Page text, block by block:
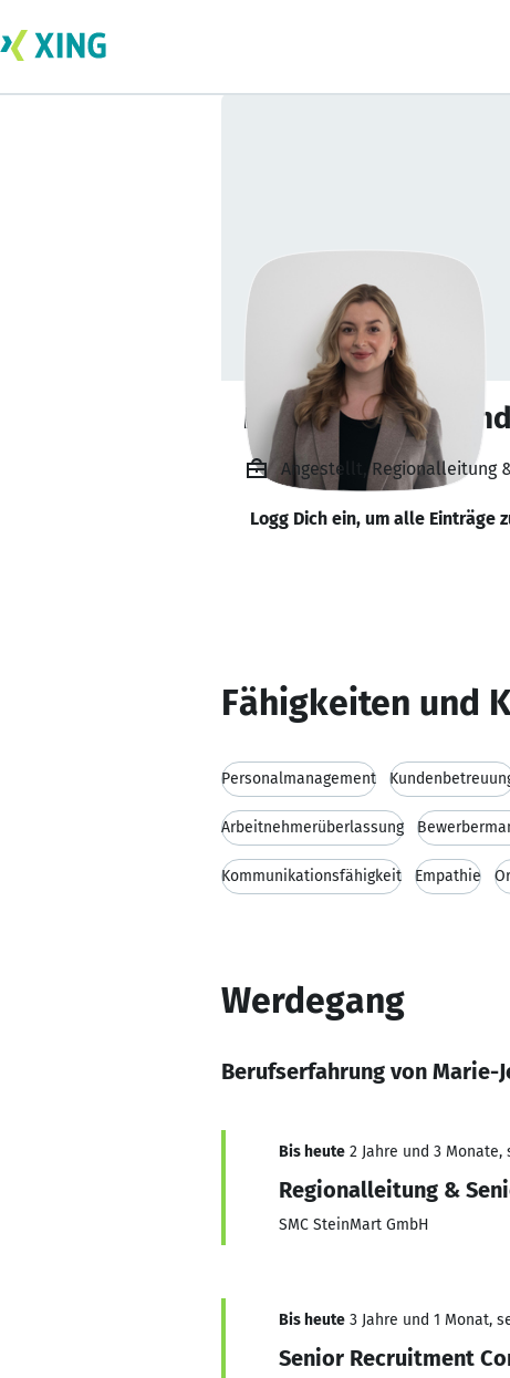
Marie-Jeanne
Angestellt, Regionalleitung
Logg Dich ein, um alle Einträge
Fähigkeiten und
Personalmanagement
Arbeitnehmerüberlassung
Kommunikationsfähigkeit Empathie
Werdegang
Berufserfahrung von Marie-
Bis heute 2 Jahre und 3 Monate,
Regionalleitung &
SMC SteinMart GmbH
Bis heute 3 Jahre und 1 Monat,
Senior Recruitment